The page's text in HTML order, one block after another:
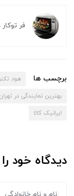
فر
برچسب ها هود
بهترین نمایندگی در
ایرانیک کالا
دیدگاه خود